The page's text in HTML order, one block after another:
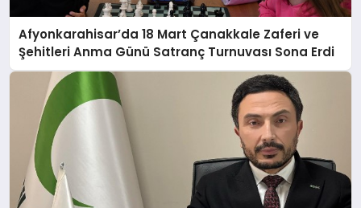
Afyonkarahisar’da 18 Mart Çanakkale Zaferi ve
Şehitleri Anma Günü Satranç Turnuvası Sona Erdi